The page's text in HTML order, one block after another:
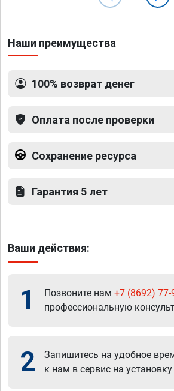
Наши преимущества
100% возврат денег
Оплата после проверки
Сохранение ресурса
Гарантия 5 лет
Ваши действия:
1 Позвоните нам +7 (8692) 77-
профессиональную
2
Запишитесь на удобное
к нам в сервис на